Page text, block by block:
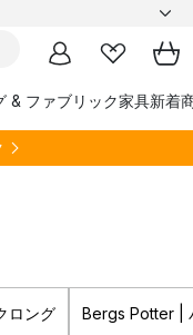
& ファブリック家具新着
ロング Bergs Potter |